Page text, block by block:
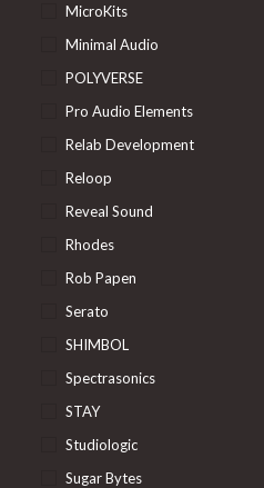
MicroKits
Minimal Audio
POLYVERSE
Pro Audio Elements
Relab Development
Reloop
Reveal Sound
Rhodes
Rob Papen
Serato
SHIMBOL
Spectrasonics
STAY
Studiologic
Sugar Bytes